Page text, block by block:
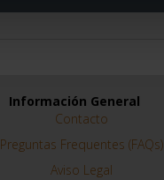
Información General
Contacto
Preguntas Frequentes (FAQs)
Aviso Legal